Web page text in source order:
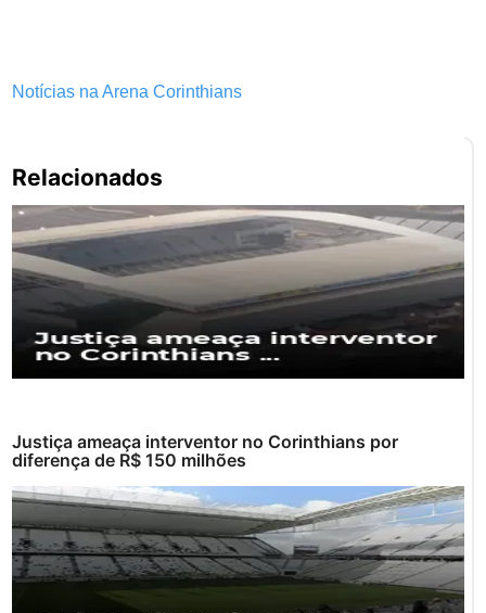
Notícias na Arena Corinthians
Relacionados
Justiça ameaça interventor no Corinthians por
diferença de R$ 150 milhões